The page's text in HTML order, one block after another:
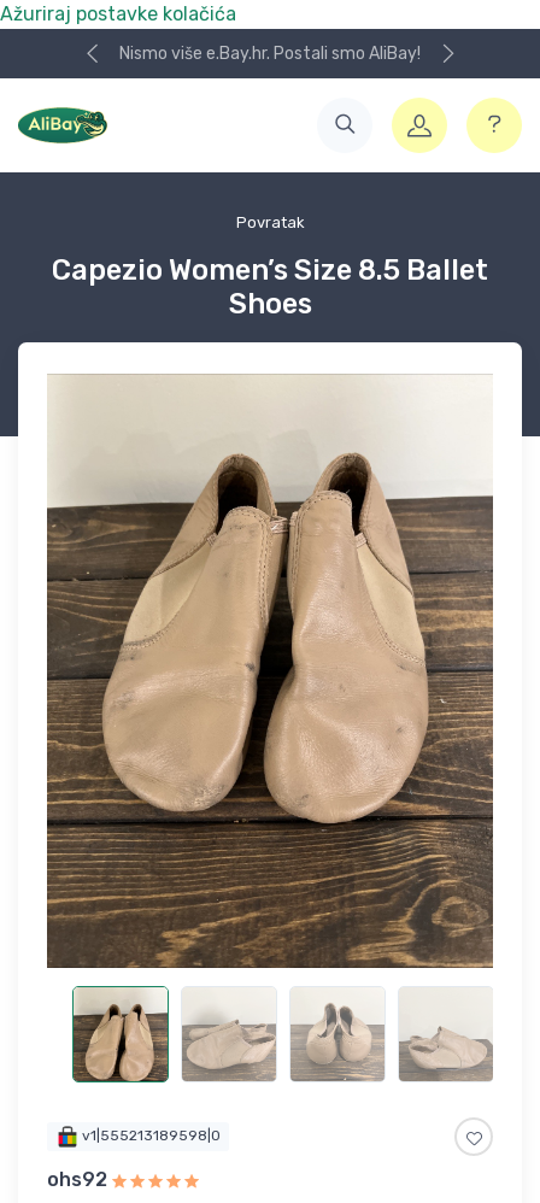
Ažuriraj postavke kolačića
Nismo više e.Bay.hr. Postali smo AliBay!
Povratak
Capezio Women’s Size 8.5 Ballet
Shoes
v1|555213189598|0
ohs92